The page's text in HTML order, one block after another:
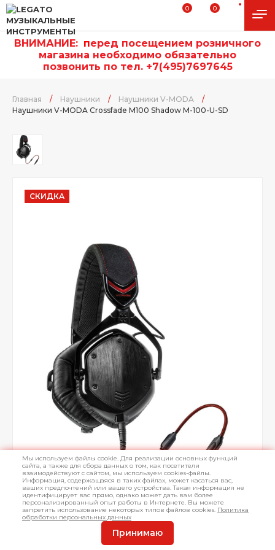
0 0
ВНИМАНИЕ: перед посещением розничного
магазина необходимо обязательно
позвонить по тел. +7(495)7697645
Главная / Наушники / Наушники V-MODA
/
Наушники V-MODA Crossfade M100 Shadow M-100-U-SD
СКИДКА
Мы используем файлы cookie. Для реализации основных функций
сайта, а также для сбора данных о том, как посетители
взаимодействуют с сайтом, мы используем cookies-файлы.
Информация, содержащаяся в таких файлах, может касаться вас,
ваших предпочтений или вашего устройства. Такая информация не
идентифицирует вас прямо, однако может дать вам более
персонализированный опыт работы в Интернете. Вы можете
запретить использование некоторых типов файлов cookies. Политика
обработки персональных данных
Принимаю